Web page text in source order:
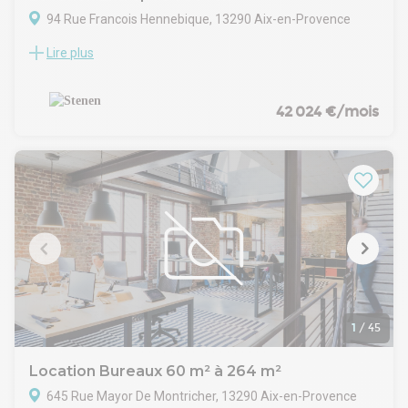
94 Rue Francois Hennebique, 13290 Aix-en-Provence
Nous vous proposons à la location un bâtiment mixte de 4
complet, moderne et fonctionnel. Idéalement implanté dans
une zone stratégique à proximité immédiate des principaux
desservi.
Le bâtiment développe 4 330 m² dédiés à l'activité,
parfaitement adaptés aux besoins de stockage, de
production ou de logistique, complétés par 470 m² de
bureaux et de showroom en façade, offrant une vitrine
qualitative pour recevoir clients et partenaires. L'ensemble
est implanté sur une parcelle indépendante de 9 330 m²,
avec 25 places de stationnement disponibles.
Le site bénéficie d'une configuration opérationnelle : hauteur
libre de 3,5 à 7,5 mètres, deux portes sectionnelles, accès
poids lourds, et espaces intérieurs modulables selon
l'activité. Les bureaux intègrent des prestations soignées,
RJ45.
Lire plus
42 024 €/mois
1 / 45
Location Bureaux 60 m² à 264 m²
645 Rue Mayor De Montricher, 13290 Aix-en-Provence